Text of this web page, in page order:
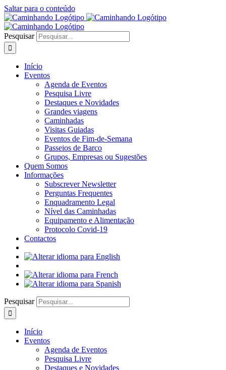
Saltar para o conteúdo
Pesquisar
Início
Eventos
Agenda de Eventos
Pesquisa Livre
Destaques e Novidades
Grandes viagens
Caminhadas
Visitas Guiadas
Eventos de Fim-de-Semana
Passeios de Barco
Grupos, Empresas ou Sugestões
Quem Somos
Informações
Subscrever Newsletter
Perguntas Frequentes
Enquadramento Legal
Nível das Caminhadas
Equipamento e Alimentação
Protocolo Covid-19
Contactos
Pesquisar
Início
Eventos
Agenda de Eventos
Pesquisa Livre
Destaques e Novidades